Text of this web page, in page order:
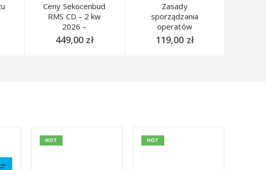
Ceny Sekocenbud
RMS CD – 2 kw
2026 –
Informacje
kwartalne IMB,
449,00 zł
Zasady
sporządzania
operatów
szacunkowych
2020
119,00 zł
HOT HOT